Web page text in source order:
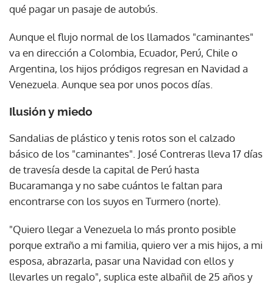
qué pagar un pasaje de autobús.
Aunque el flujo normal de los llamados "caminantes"
va en dirección a Colombia, Ecuador, Perú, Chile o
Argentina, los hijos pródigos regresan en Navidad a
Venezuela. Aunque sea por unos pocos días.
Ilusión y miedo
Sandalias de plástico y tenis rotos son el calzado
básico de los "caminantes". José Contreras lleva 17 días
de travesía desde la capital de Perú hasta
Bucaramanga y no sabe cuántos le faltan para
encontrarse con los suyos en Turmero (norte).
"Quiero llegar a Venezuela lo más pronto posible
porque extraño a mi familia, quiero ver a mis hijos, a mi
esposa, abrazarla, pasar una Navidad con ellos y
llevarles un regalo", suplica este albañil de 25 años y